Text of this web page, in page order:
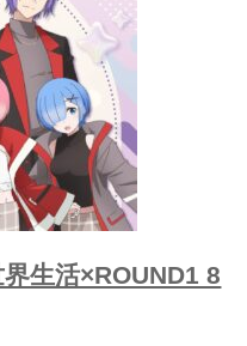
生活×ROUND1 8